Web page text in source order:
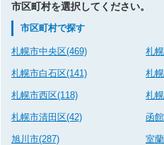
市区町村を選択してください。
市区町村で探す
札幌市中央区(469) 札
札幌市白石区(141) 札
札幌市西区(118) 札
札幌市清田区(42) 函
旭川市(287) 室